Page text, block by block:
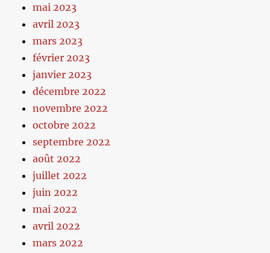
mai 2023
avril 2023
mars 2023
février 2023
janvier 2023
décembre 2022
novembre 2022
octobre 2022
septembre 2022
août 2022
juillet 2022
juin 2022
mai 2022
avril 2022
mars 2022